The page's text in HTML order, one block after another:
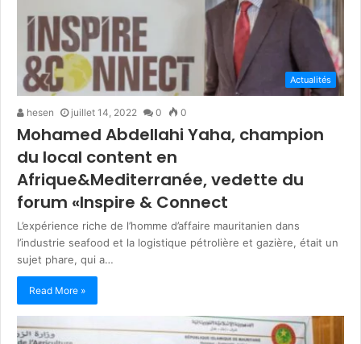
Actualités
hesen juillet 14, 2022 0 0
Mohamed Abdellahi Yaha, champion
du local content en
Afrique&Mediterranée, vedette du
forum «Inspire & Connect
L’expérience riche de l’homme d’affaire mauritanien dans
l’industrie seafood et la logistique pétrolière et gazière, était un
sujet phare, qui a…
Read More »